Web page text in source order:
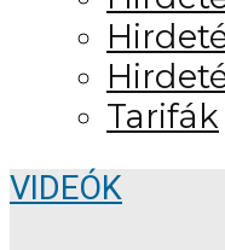
Tarifák
VIDEÓK